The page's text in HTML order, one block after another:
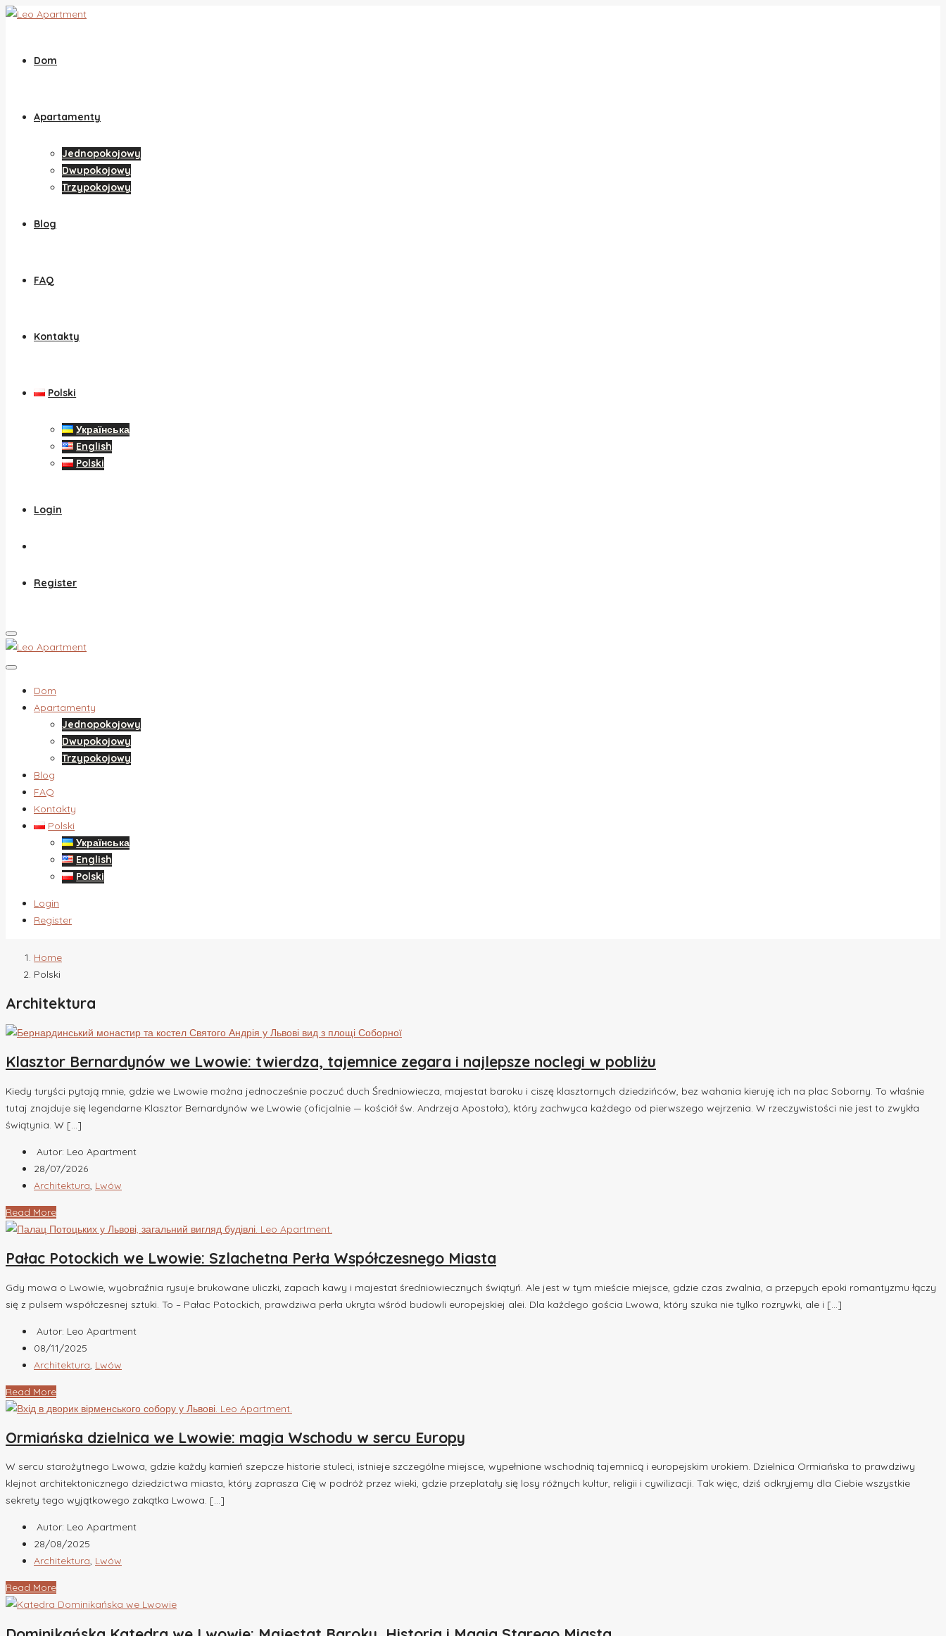
Dom
Apartamenty
Jednopokojowy
Dwupokojowy
Trzypokojowy
Blog
FAQ
Kontakty
Polski
Українська
English
Polski
Login
Register
Dom
Apartamenty
Jednopokojowy
Dwupokojowy
Trzypokojowy
Blog
FAQ
Kontakty
Polski
Українська
English
Polski
Login
Register
Home
Polski
Architektura
Klasztor Bernardynów we Lwowie: twierdza, tajemnice zegara i najlepsze noclegi w pobliżu
Kiedy turyści pytają mnie, gdzie we Lwowie można jednocześnie poczuć duch Średniowiecza, majestat baroku i ciszę klasztornych dziedzińców, bez wahania kieruję ich na plac Soborny. To właśnie
tutaj znajduje się legendarne Klasztor Bernardynów we Lwowie (oficjalnie — kościół św. Andrzeja Apostoła), który zachwyca każdego od pierwszego wejrzenia. ​W rzeczywistości nie jest to zwykła
świątynia. W […]
Autor: Leo Apartment
28/07/2026
Architektura, Lwów
Read More
Pałac Potockich we Lwowie: Szlachetna Perła Współczesnego Miasta
Gdy mowa o Lwowie, wyobraźnia rysuje brukowane uliczki, zapach kawy i majestat średniowiecznych świątyń. Ale jest w tym mieście miejsce, gdzie czas zwalnia, a przepych epoki romantyzmu łączy
się z pulsem współczesnej sztuki. To – Pałac Potockich, prawdziwa perła ukryta wśród budowli europejskiej alei. Dla każdego gościa Lwowa, który szuka nie tylko rozrywki, ale i […]
Autor: Leo Apartment
08/11/2025
Architektura Lwów
Read More
Ormiańska dzielnica we Lwowie: magia Wschodu w sercu Europy
W sercu starożytnego Lwowa, gdzie każdy kamień szepcze historie stuleci, istnieje szczególne miejsce, wypełnione wschodnią tajemnicą i europejskim urokiem. Dzielnica Ormiańska to prawdziwy
klejnot architektonicznego dziedzictwa miasta, który zaprasza Cię w podróż przez wieki, gdzie przeplatały się losy różnych kultur, religii i cywilizacji. Tak więc, dziś odkryjemy dla Ciebie wszystkie
sekrety tego wyjątkowego zakątka Lwowa. […]
Autor: Leo Apartment
28/08/2025
Architektura, Lwów
Read More